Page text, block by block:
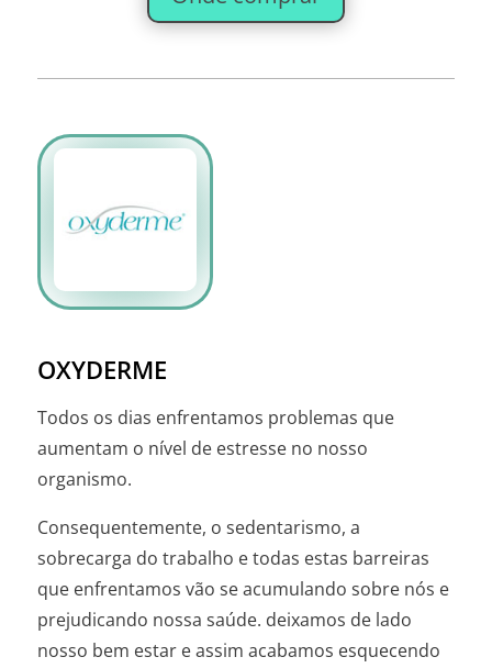
OXYDERME
Todos os dias enfrentamos problemas que
aumentam o nível de estresse no nosso
organismo.
Consequentemente, o sedentarismo, a
sobrecarga do trabalho e todas estas barreiras
que enfrentamos vão se acumulando sobre nós e
prejudicando nossa saúde. deixamos de lado
nosso bem estar e assim acabamos esquecendo